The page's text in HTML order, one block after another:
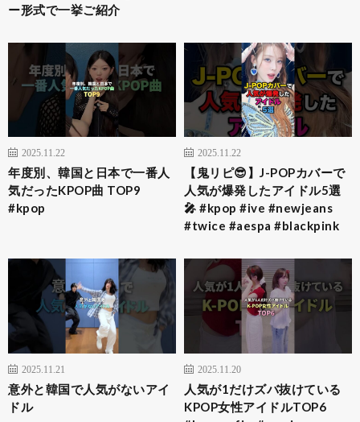
ー形式で一挙ご紹介
2025.11.22
年度別、韓国と日本で一番人
気だったKPOP曲 TOP9
#kpop
2025.11.22
【鬼リピ😎】J-POPカバーで
人気が爆発したアイドル5選
🎤 #kpop #ive #newjeans
#twice #aespa #blackpink
2025.11.21
意外と韓国で人気がないアイ
ドル
2025.11.20
人気が1だけズバ抜けている
KPOP女性アイドルTOP6